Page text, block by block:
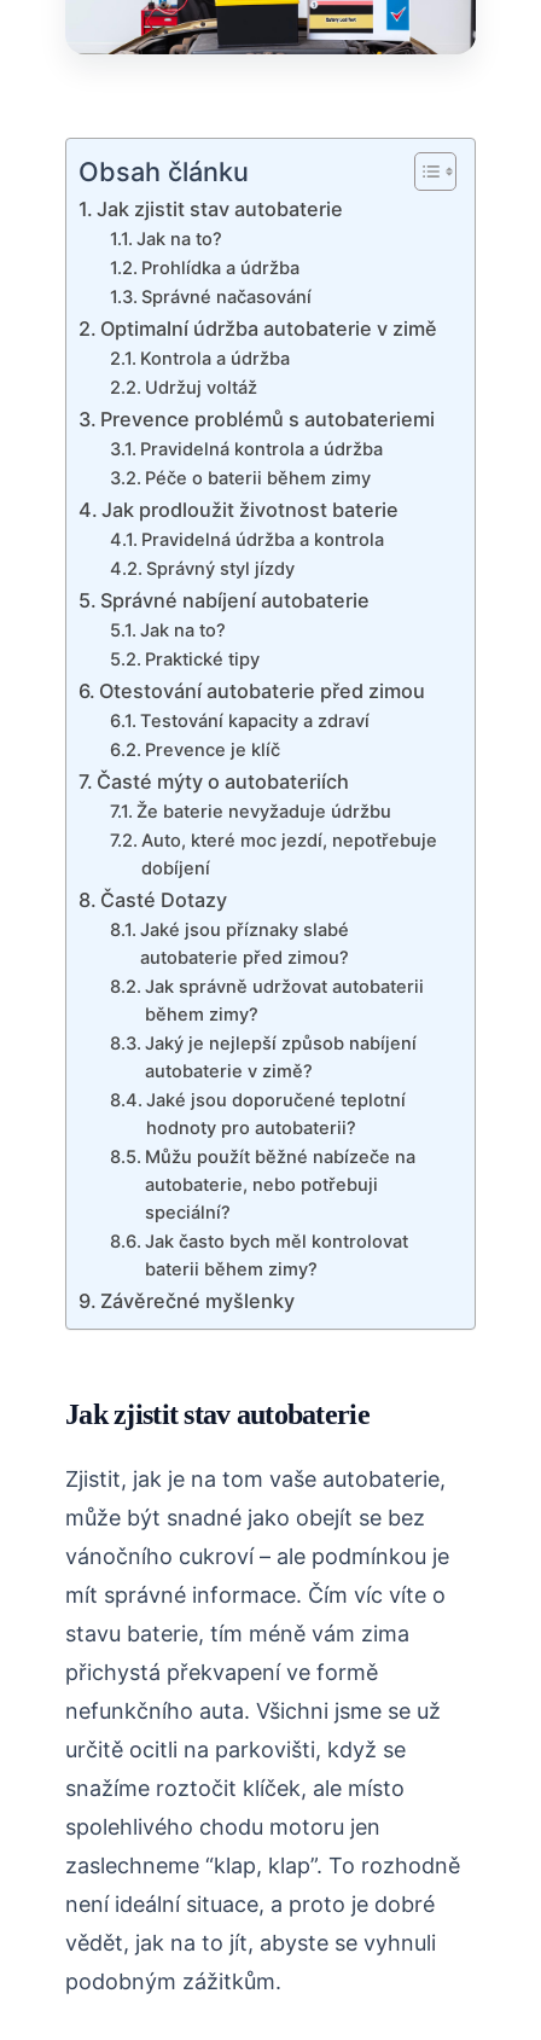
Obsah článku
Jak zjistit stav autobaterie
Jak na to?
Prohlídka a údržba
Správné načasování
Optimalní údržba autobaterie v zimě
Kontrola a údržba
Udržuj voltáž
Prevence problémů s autobateriemi
Pravidelná kontrola a údržba
Péče o baterii během zimy
Jak prodloužit životnost baterie
Pravidelná údržba a kontrola
Správný styl jízdy
Správné nabíjení autobaterie
Jak na to?
Praktické tipy
Otestování autobaterie před zimou
Testování kapacity a zdraví
Prevence je klíč
Časté mýty o autobateriích
Že baterie nevyžaduje údržbu
Auto, které moc jezdí, nepotřebuje
dobíjení
Časté Dotazy
Jaké jsou příznaky slabé
autobaterie před zimou?
Jak správně udržovat autobaterii
během zimy?
Jaký je nejlepší způsob nabíjení
autobaterie v zimě?
Jaké jsou doporučené teplotní
hodnoty pro autobaterii?
Můžu použít běžné nabízeče na
autobaterie, nebo potřebuji
speciální?
Jak často bych měl kontrolovat
baterii během zimy?
Závěrečné myšlenky
Jak zjistit stav autobaterie
Zjistit, jak je na tom vaše autobaterie,
může být snadné jako obejít se bez
vánočního cukroví – ale podmínkou je
mít správné informace. Čím víc víte o
stavu baterie, tím méně vám zima
přichystá překvapení ve formě
nefunkčního auta. Všichni jsme se už
určitě ocitli na parkovišti, když se
snažíme roztočit klíček, ale místo
spolehlivého chodu motoru jen
zaslechneme “klap, klap”. To rozhodně
není ideální situace, a proto je dobré
vědět, jak na to jít, abyste se vyhnuli
podobným zážitkům.